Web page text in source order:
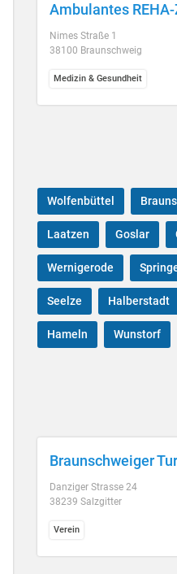
Ambulantes
Nimes Straße 1
38100 Braunschweig
Medizin & Gesundheit
Wolfenbüttel
Laatzen Goslar
Wernigerode
Seelze Halberstadt
Hameln Wunstorf
Braunschweiger
Danziger Strasse 24
38239 Salzgitter
Verein